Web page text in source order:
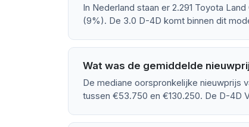
In Nederland staan er 2.291 Toyota
(9%). De 3.0 D-4D komt binnen dit
Wat was de gemiddelde
De mediane oorspronkelijke nieuwprijs
tussen €53.750 en €130.250. De D-4D